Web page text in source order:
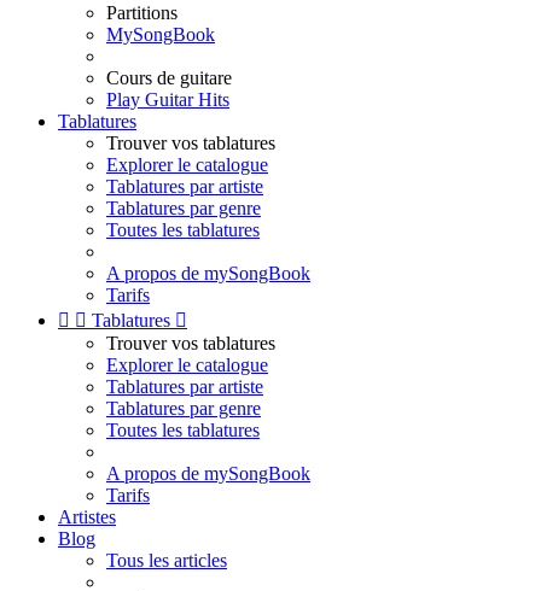
Partitions
MySongBook
Cours de guitare
Play Guitar Hits
Tablatures
Trouver vos tablatures
Explorer le catalogue
Tablatures par artiste
Tablatures par genre
Toutes les tablatures
A propos de mySongBook
Tarifs
  Tablatures 
Trouver vos tablatures
Explorer le catalogue
Tablatures par artiste
Tablatures par genre
Toutes les tablatures
A propos de mySongBook
Tarifs
Artistes
Blog
Tous les articles